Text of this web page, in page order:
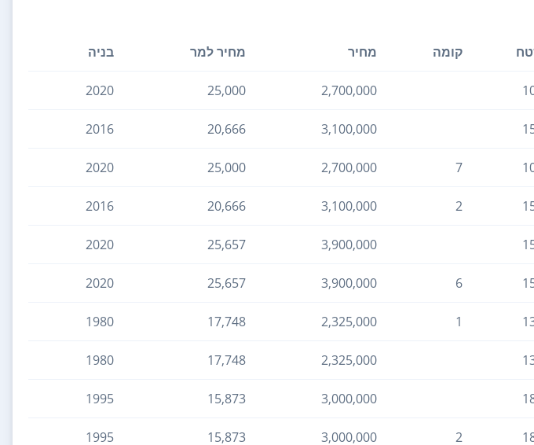
קומה מחיר מחיר למר בניה
2,700,000
25,000
2020
3,100,000
20,666
2016
7
2,700,000
25,000
2020
2
3,100,000
20,666
2016
3,900,000
25,657
2020
6
3,900,000
25,657
2020
1
2,325,000
17,748
1980
2,325,000
17,748
1980
3,000,000
15,873
1995
2
3,000,000
15,873
1995